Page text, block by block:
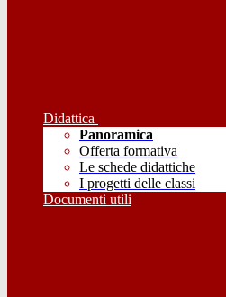
Didattica
Panoramica
Offerta formativa
Le schede didattiche
I progetti delle classi
Documenti utili